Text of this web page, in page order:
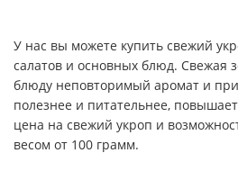
У нас вы можете купить свежий
салатов и основных блюд. Свежая
блюду неповторимый аромат и
полезнее и питательнее,
цена на свежий укроп и
весом от 100 грамм.